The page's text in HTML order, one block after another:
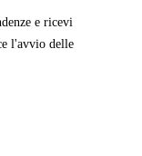
e ricevi
l'avvio delle